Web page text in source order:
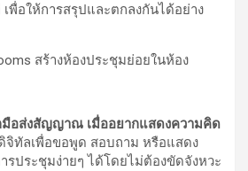
พื่อให้การสรุปและตกลงกันได้อย่าง
มือส่งสัญญาณ เมื่ออยากแสดงความคิด
ทัลเพื่อขอพูด สอบถาม หรือแสดง
รประชุมง่ายๆ ได้โดยไม่ต้องขัดจังหวะ